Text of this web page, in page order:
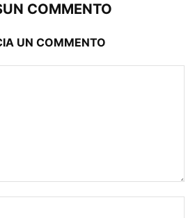
COMMENTO
UN COMMENTO